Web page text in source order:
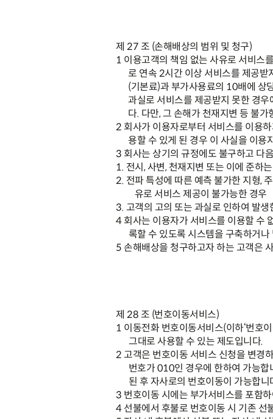
제 27조 (손해배상의 범위 및 청구)
1 이용고객의 책임 없는 사유로 서비스
로 연속2시간 이상 서비스를 제공
(기본료)과 부가사용료의 10배에 상
과실로 서비스를 제공받지 못한 경
다. 다만,그 손해가 천재지변 등 불
2 회사가 이용자로부터 서비스를 이용
용할 수 있게 된 경우 이 사실을 이용
3 회사는 상기의 규정에도 불구하고 다
1. 전시 ,사변,천재지변 또는 이에 준하
2. 전파 특성에 따른 예측 불가한 지형,
유로 서비스 제공이 불가능한 경우
3.고객의 고의 또는 과실로 인하여 발생
4회사는 이용자가 서비스를 이용할 수
록할 수 있도록 시스템을 구축하거
5손해배상을 청구하고자 하는 고객은
제 28조 (번호이동서비스)
1 이동전화번호이동서비스(이하‘번호
그대로 사용할 수 있는 제도입니다.
2고객은 번호이동 서비스 신청을 변경
번호가010인 경우에 한하여 가능합
된 후 자사로의 번호이동이 가능합니
3 번호이동 시에는 부가서비스를 포함
4선불에서 후불로 번호이동 시 기존 선